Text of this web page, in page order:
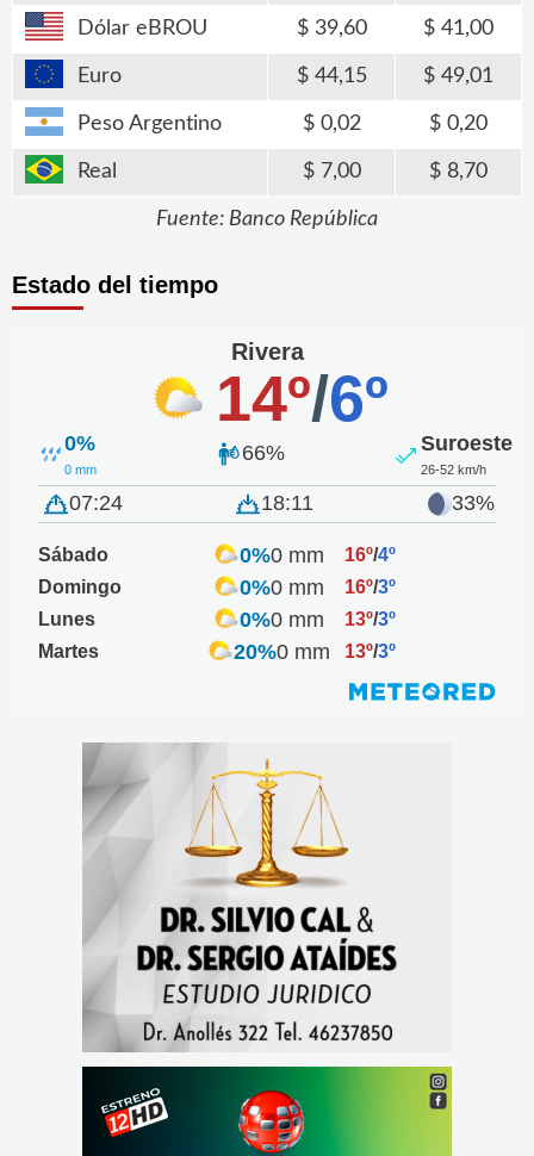
Dólar eBROU 39,60 41,00
Euro 44,15 49,01
Peso Argentino 0,02 0,20
Real 7,00 8,70
Fuente: Banco República
Estado del tiempo
Rivera
14º/6º
0%
0 mm
66% Suroeste
26-52 km/h
07:24 18:11 33%
Sábado 0%0 mm 16º/4º
Domingo
0%0 mm 16º/3º
Lunes
0%0 mm 13º/3º
Martes
20%0 mm 13º/3º